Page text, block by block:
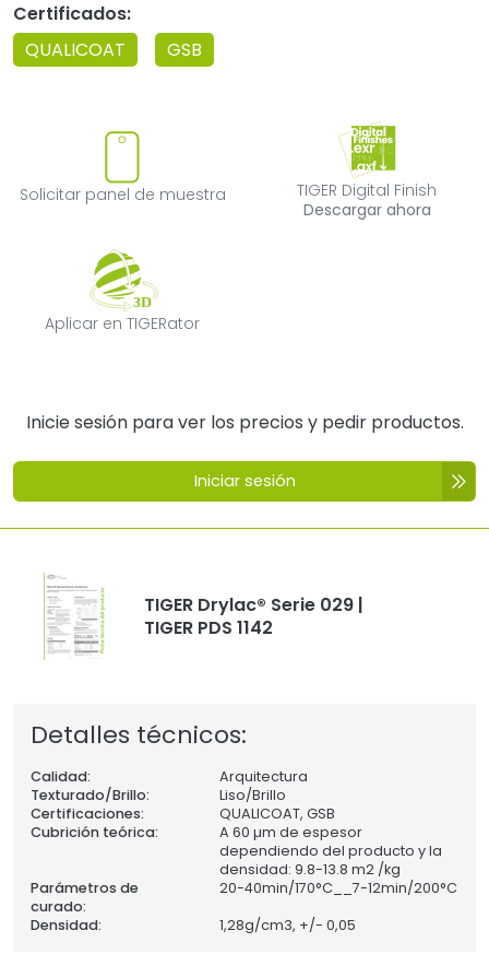
Certificados:
QUALICOAT
GSB
Solicitar panel de muestra
Solicitar panel de muestra
TIGER Digital
TIGER Digital Finish
Descargar ahora
Aplicar en TIGERator
Aplicar en TIGERator
Inicie sesión para ver los precios y pedir productos.
Iniciar sesión
TIGER Drylac® Serie 029 |
TIGER PDS 1142
Detalles técnicos:
Calidad:
Arquitectura
Texturado/Brillo:
Liso/Brillo
Certificaciones:
QUALICOAT, GSB
Cubrición teórica:
A 60 µm de espesor
dependiendo del producto y la
densidad: 9.8-13.8 m2 /kg
Parámetros de
curado:
20-40min/170°C__7-12min/200°C
Densidad:
1,28g/cm3, +/- 0,05